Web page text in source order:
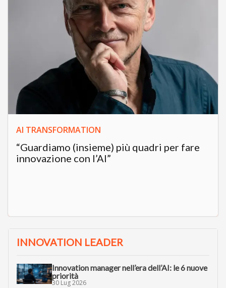
AI TRANSFORMATION
“Guardiamo (insieme) più quadri per fare
innovazione con l’AI”
INNOVATION LEADER
Innovation manager nell’era dell’AI: le 6 nuove
priorità
30 Lug 2026